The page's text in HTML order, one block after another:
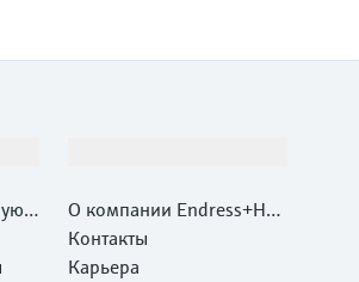
п
О компании Endress+Hau
ser
Контакты
Карьера